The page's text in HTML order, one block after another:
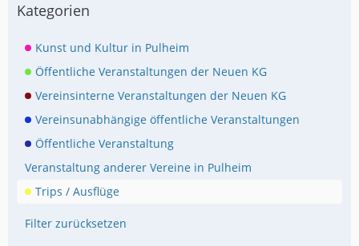
Kategorien
Kunst und Kultur in Pulheim
Öffentliche Veranstaltungen der Neuen KG
Vereinsinterne Veranstaltungen der Neuen KG
Vereinsunabhängige öffentliche Veranstaltungen
Öffentliche Veranstaltung
Veranstaltung anderer Vereine in Pulheim
Trips / Ausflüge
Filter zurücksetzen